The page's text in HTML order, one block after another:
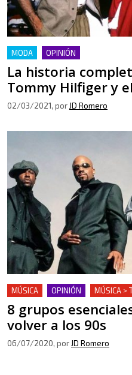
MODA OPINIÓN
La historia
Tommy Hilfiger y
02/03/2021, por JD Romero
MÚSICA OPINIÓN MÚSICA >
8 grupos
volver a los 90s
06/07/2020, por JD Romero